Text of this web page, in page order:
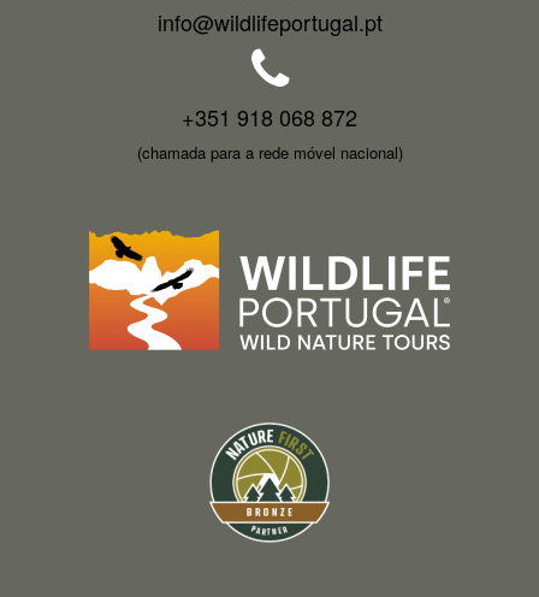
info@wildlifeportugal.pt
+351 918 068 872
(chamada para a rede móvel nacional)